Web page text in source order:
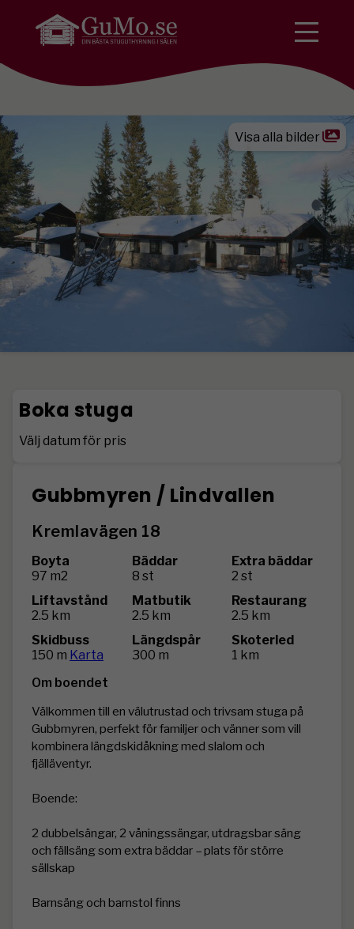
Visa alla bilder
Gubbmyren / Lindvallen
Kremlavägen 18
Boyta
97 m2
Bäddar
8 st
Extra bäddar
2 st
Liftavstånd
2.5 km
Matbutik
2.5 km
Restaurang
2.5 km
Skidbuss
150 m Karta
Längdspår
300 m
Skoterled
1 km
Om boendet
Välkommen till en välutrustad och trivsam stuga på
Gubbmyren, perfekt för familjer och vänner som vill
kombinera längdskidåkning med slalom och
fjälläventyr.
Boende:
2 dubbelsängar, 2 våningssängar, utdragsbar säng
och fällsäng som extra bäddar – plats för större
sällskap
Barnsäng och barnstol finns
Boka stuga
Välj datum för pris